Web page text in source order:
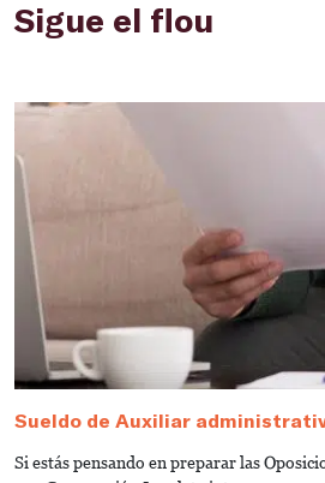
Sigue el flou
Sueldo de Auxiliar
Si estás pensando en preparar las